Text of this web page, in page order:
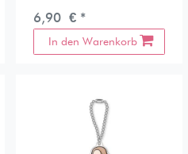
6,90 € *
In den Warenkorb